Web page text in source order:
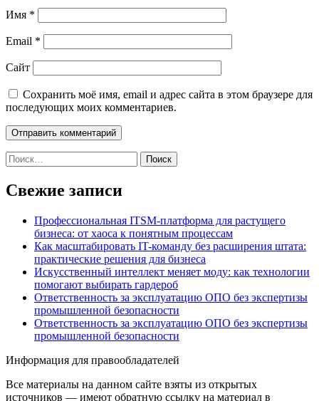
Имя *
Email *
Сайт
Сохранить моё имя, email и адрес сайта в этом браузере для
последующих моих комментариев.
Найти:
Свежие записи
Профессиональная ITSM-платформа для растущего
бизнеса: от хаоса к понятным процессам
Как масштабировать IT-команду без расширения штата:
практические решения для бизнеса
Искусственный интеллект меняет моду: как технологии
помогают выбирать гардероб
Ответственность за эксплуатацию ОПО без экспертизы
промышленной безопасности
Ответственность за эксплуатацию ОПО без экспертизы
промышленной безопасности
Информация для правообладателей
Все материалы на данном сайте взяты из открытых
источников — имеют обратную ссылку на материал в